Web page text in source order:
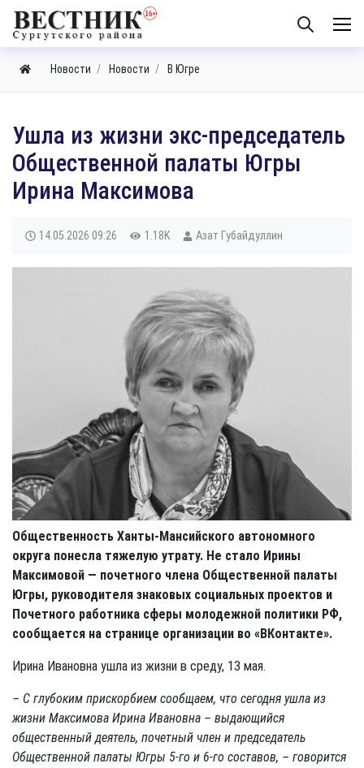
Новости Новости В Югре
Ушла из жизни экс-председатель
Общественной палаты Югры
Ирина Максимова
14.05.2026 09:26 1.18K Азат Губайдуллин
Общественность Ханты-Мансийского автономного
округа понесла тяжелую утрату. Не стало Ирины
Максимовой — почетного члена Общественной палаты
Югры, руководителя знаковых социальных проектов и
Почетного работника сферы молодежной политики РФ,
сообщается на странице организации во «ВКонтакте».
Ирина Ивановна ушла из жизни в среду, 13 мая.
– С глубоким прискорбием сообщаем, что сегодня ушла из
жизни Максимова Ирина Ивановна – выдающийся
общественный деятель, почетный член и председатель
Общественной палаты Югры 5-го и 6-го составов, – говорится